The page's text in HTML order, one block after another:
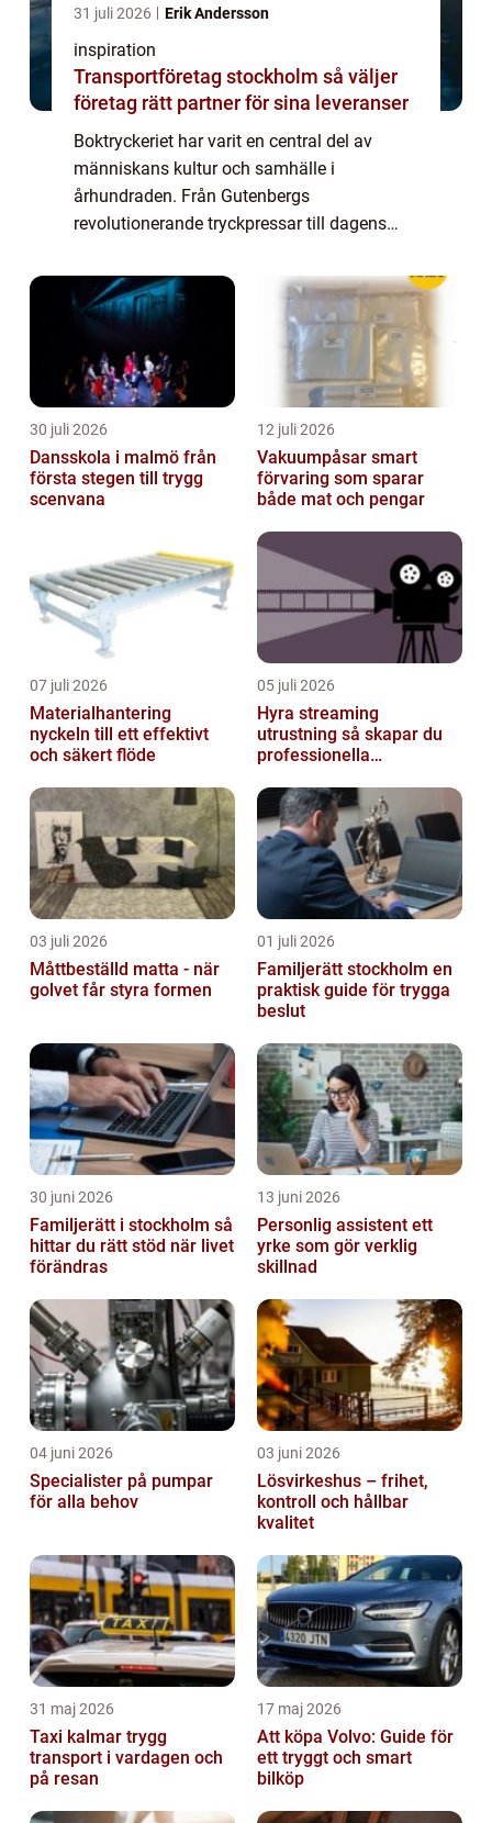
31 juli 2026 Erik Andersson
inspiration
Transportföretag stockholm så väljer
företag rätt partner för sina leveranser
Boktryckeriet har varit en central del av
människans kultur och samhälle i
århundraden. Från Gutenbergs
revolutionerande tryckpressar till dagens
spela en viktig roll i att spr...
30 juli 2026
Dansskola i malmö från
första stegen till trygg
scenvana
12 juli 2026
Vakuumpåsar smart
förvaring som sparar
både mat och pengar
07 juli 2026
Materialhantering
nyckeln till ett effektivt
och säkert flöde
05 juli 2026
Hyra streaming
utrustning så skapar du
professionella
03 juli 2026
Måttbeställd matta - när
golvet får styra formen
01 juli 2026
Familjerätt stockholm en
praktisk guide för trygga
beslut
30 juni 2026
Familjerätt i stockholm så
hittar du rätt stöd när livet
förändras
13 juni 2026
Personlig assistent ett
yrke som gör verklig
skillnad
04 juni 2026
Specialister på pumpar
för alla behov
03 juni 2026
Lösvirkeshus – frihet,
kontroll och hållbar
kvalitet
31 maj 2026
Taxi kalmar trygg
transport i vardagen och
på resan
17 maj 2026
Att köpa Volvo: Guide för
ett tryggt och smart
bilköp